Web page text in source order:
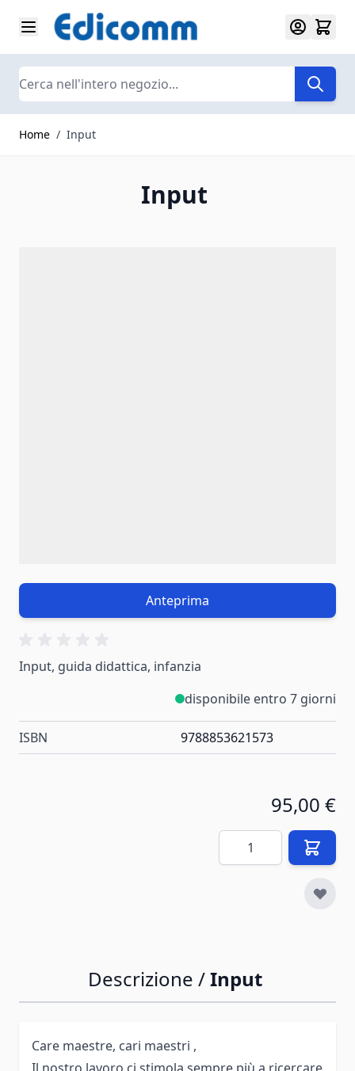
Salta al contenuto
Search
Home / Input
Input
Anteprima
Input, guida didattica, infanzia
disponibile entro 7 giorni
ISBN 9788853621573
95,00 €
Quantità
Descrizione /Input
Care maestre, cari maestri ,